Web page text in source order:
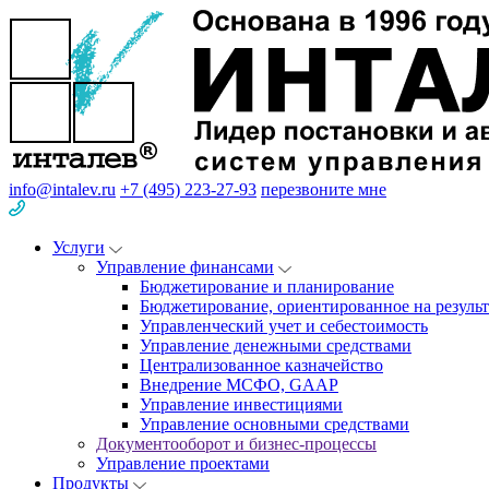
info@intalev.ru +7 (495) 223-27-93 перезвоните мне
Услуги
Управление финансами
Бюджетирование и планирование
Бюджетирование, ориентированное на
Управленческий учет и себестоимость
Управление денежными средствами
Централизованное казначейство
Внедрение МСФО, GAAP
Управление инвестициями
Управление основными средствами
Документооборот и бизнес-процессы
Управление проектами
Продукты